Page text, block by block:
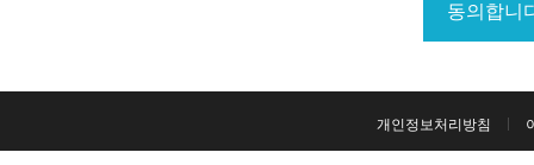
개인정보처리방침